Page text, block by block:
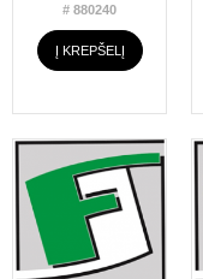
# 880240
Į KREPŠELĮ